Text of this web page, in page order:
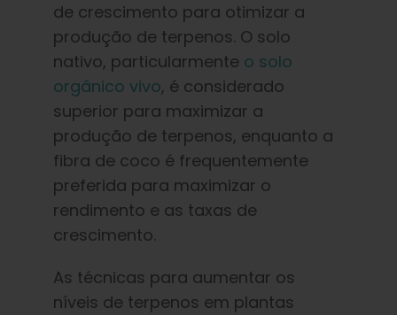
de crescimento para otimizar a
produção de terpenos. O solo
nativo, particularmente o solo
orgânico vivo, é considerado
superior para maximizar a
produção de terpenos, enquanto a
fibra de coco é frequentemente
preferida para maximizar o
rendimento e as taxas de
crescimento.
As técnicas para aumentar os
níveis de terpenos em plantas